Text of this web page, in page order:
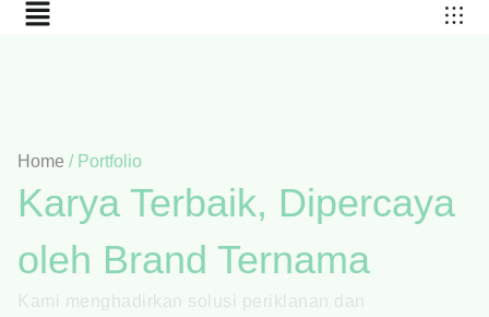
Home / Portfolio
Karya Terbaik, Dipercaya
oleh Brand Ternama